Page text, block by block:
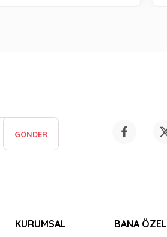
GÖNDER
KURUMSAL BANA ÖZEL